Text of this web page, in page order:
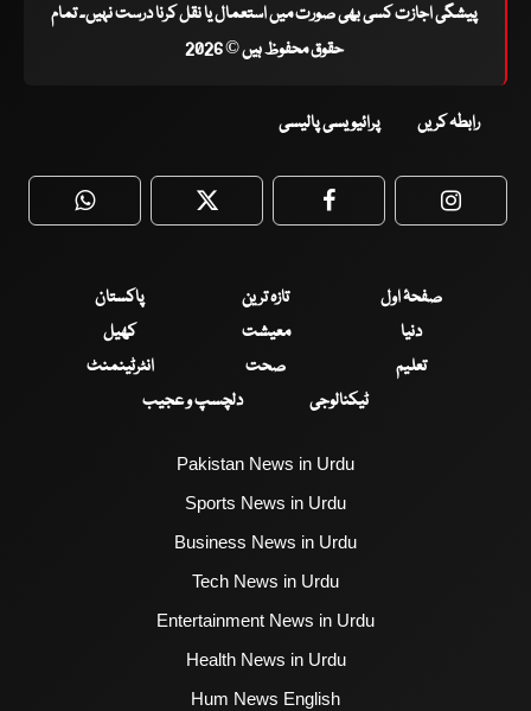
پیشگی اجازت کسی بھی صورت میں استعمال یا نقل کرنا درست نہیں۔ تمام
حقوق محفوظ ہیں © 2026
رابطہ کریں پرائیویسی پالیسی
WhatsApp Twitter Facebook
صفحۂ اول تازہ ترین
پاکستان
دنیا
معیشت
کھیل
تعلیم
صحت
انٹرٹینمنٹ
ٹیکنالوجی
دلچسپ و عجیب
Pakistan News in Urdu
Sports News in Urdu
Business News in Urdu
Tech News in Urdu
Entertainment News in Urdu
Health News in Urdu
Hum News English